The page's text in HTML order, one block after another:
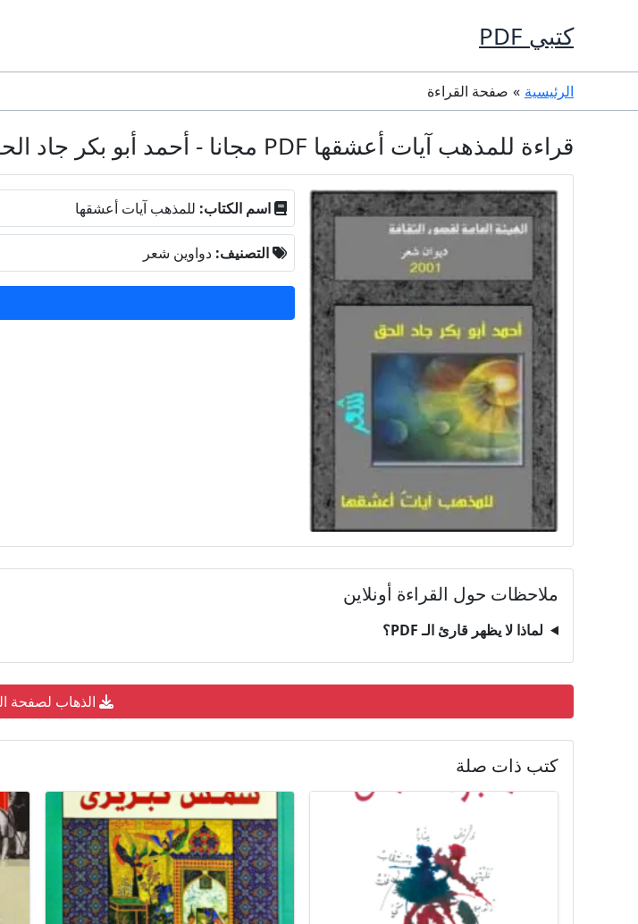
كتبي PDF
الرئيسية صفحة القراءة
قراءة للمذهب آيات أعشقها PDF مجانا - أحمد أبو بكر جاد الحق
اسم الكتاب: للمذهب آيات أعشقها
التصنيف: دواوين شعر
ملاحظات حول القراءة أونلاين
لماذا لا يظهر قارئ الـ PDF؟
الذهاب لصفحة
كتب ذات صلة